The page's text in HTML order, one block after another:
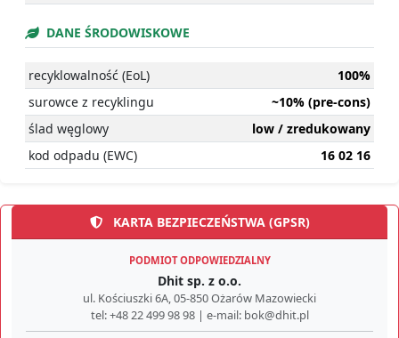
DANE ŚRODOWISKOWE
recyklowalność (EoL)
100%
surowce z recyklingu
~10% (pre-cons)
ślad węglowy
low / zredukowany
kod odpadu (EWC)
16 02 16
KARTA BEZPIECZEŃSTWA (GPSR)
PODMIOT ODPOWIEDZIALNY
Dhit sp. z o.o.
ul. Kościuszki 6A, 05-850 Ożarów Mazowiecki
tel: +48 22 499 98 98 | e-mail: bok@dhit.pl